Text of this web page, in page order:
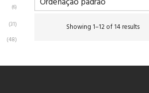
Showing 1–12 of 14 results
(6)
(31)
(48)